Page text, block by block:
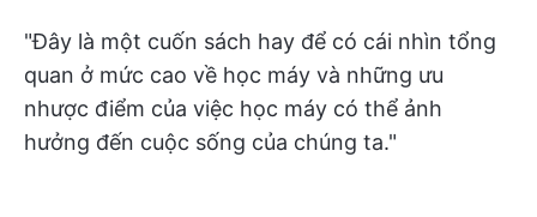
"Đây là một cuốn sách hay để có cái nhìn tổng
quan ở mức cao về học máy và những ưu
nhược điểm của việc học máy có thể ảnh
hưởng đến cuộc sống của chúng ta."